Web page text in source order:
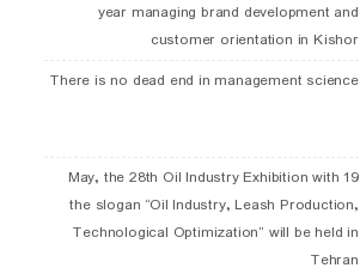
year managing brand development and
customer orientation in Kishor
There is no dead end in management science
19 May, the 28th Oil Industry Exhibition with
the slogan “Oil Industry, Leash Production,
Technological Optimization” will be held in
Tehran